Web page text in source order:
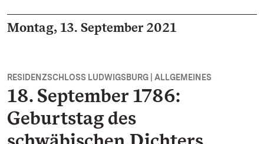
Montag, 13. September 2021
RESIDENZSCHLOSS LUDWIGSBURG | ALLGEMEINES
18. September 1786:
Geburtstag des